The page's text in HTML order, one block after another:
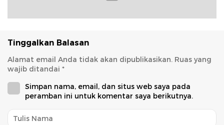
Tinggalkan Balasan
Alamat email Anda tidak akan dipublikasikan. Ruas yang
wajib ditandai *
Simpan nama, email, dan situs web saya pada
peramban ini untuk komentar saya berikutnya.